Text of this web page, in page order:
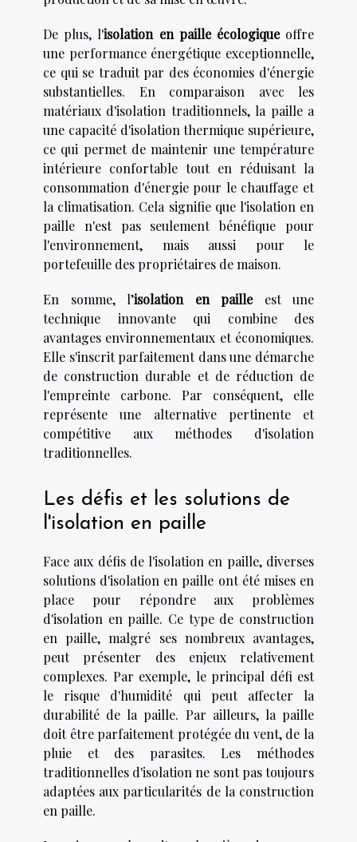
De plus, l'isolation en paille écologiqueoffre
une performance énergétique exceptionnelle,
ce qui se traduit par des économies d'énergie
substantielles. En comparaison avec les
matériaux d'isolation traditionnels, la paille a
une capacité d'isolation thermique supérieure,
ce qui permet de maintenir une température
intérieure confortable tout en réduisant la
consommation d'énergie pour le chauffage et
la climatisation. Cela signifie que l'isolation en
paille n'est pas seulement bénéfique pour
l'environnement, mais aussi pour le
portefeuille des propriétaires de maison.
En somme, l’isolation en pailleest une
technique innovante qui combine des
avantages environnementaux et économiques.
Elle s'inscrit parfaitement dans une démarche
de construction durable et de réduction de
l'empreinte carbone. Par conséquent, elle
représente une alternative pertinente et
compétitive aux méthodes d'isolation
traditionnelles.
Les défis et les solutions de
l'isolation en paille
Face aux défis de l'isolation en paille, diverses
solutions d'isolation en paille ont été mises en
place pour répondre aux problèmes
d'isolation en paille. Ce type de construction
en paille, malgré ses nombreux avantages,
peut présenter des enjeux relativement
complexes. Par exemple, le principal défi est
le risque d'humidité qui peut affecter la
durabilité de la paille. Par ailleurs, la paille
doit être parfaitement protégée du vent, de la
pluie et des parasites. Les méthodes
traditionnelles d'isolation ne sont pas toujours
adaptées aux particularités de la construction
en paille.